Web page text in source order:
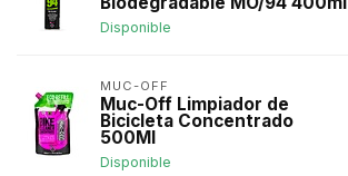
Disponible
MUC-OFF
Muc-Off Limpiador de
Bicicleta Concentrado
500Ml
Disponible